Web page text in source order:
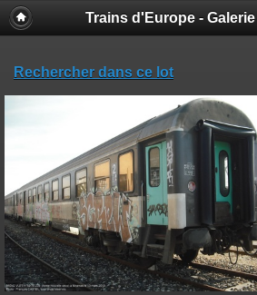
Trains d'Europe -
Rechercher dans ce lot